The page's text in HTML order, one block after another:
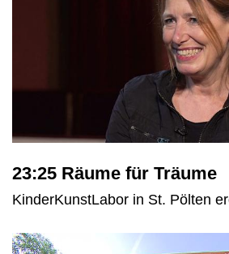
23:25 Räume für Träume
KinderKunstLabor in St. Pölten